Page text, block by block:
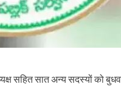
सहित सात अन्य सदस्यों को